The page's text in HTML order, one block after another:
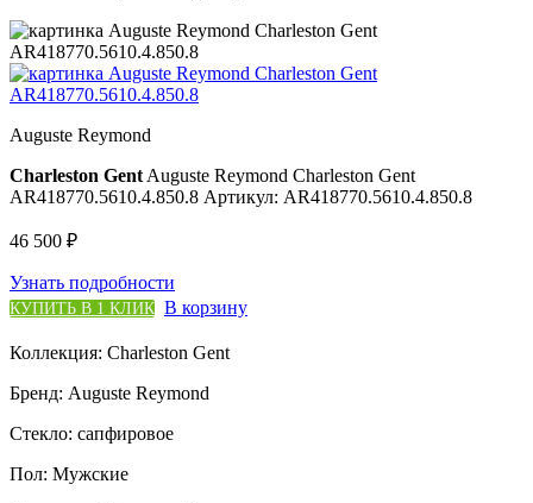
Auguste Reymond
Charleston Gent Auguste Reymond Charleston Gent
AR418770.5610.4.850.8 Артикул: AR418770.5610.4.850.8
46 500 ₽
Узнать подробности
КУПИТЬ В 1 КЛИК В корзину
Коллекция: Charleston Gent
Бренд: Auguste Reymond
Стекло: сапфировое
Пол: Мужские